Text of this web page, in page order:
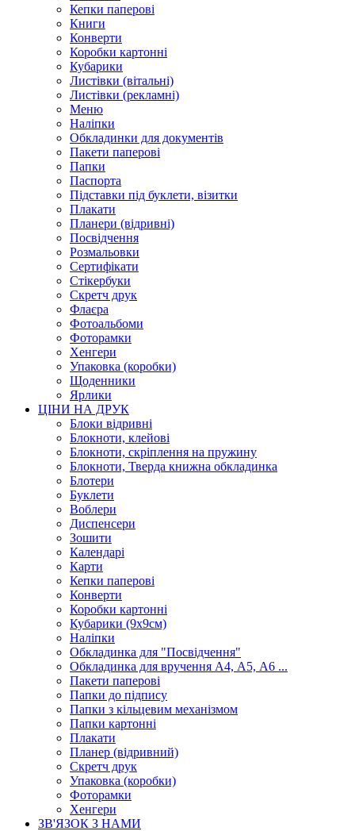
Кепки паперові
Книги
Конверти
Коробки картонні
Кубарики
Листівки (вітальні)
Листівки (рекламні)
Меню
Наліпки
Обкладинки для документів
Пакети паперові
Папки
Паспорта
Підставки під буклети, візитки
Плакати
Планери (відривні)
Посвідчення
Розмальовки
Сертифікати
Стікербуки
Скретч друк
Флаєра
Фотоальбоми
Фоторамки
Хенгери
Упаковка (коробки)
Щоденники
Ярлики
ЦІНИ НА ДРУК
Блоки відривні
Блокноти, клейові
Блокноти, скріплення на пружину
Блокноти, Тверда книжна обкладинка
Блотери
Буклети
Воблери
Диспенсери
Зошити
Календарі
Карти
Кепки паперові
Конверти
Коробки картонні
Кубарики (9х9см)
Наліпки
Обкладинка для "Посвідчення"
Обкладинка для вручення А4, А5, А6 ...
Пакети паперові
Папки до підпису
Папки з кільцевим механізмом
Папки картонні
Плакати
Планер (відривний)
Скретч друк
Упаковка (коробки)
Фоторамки
Хенгери
ЗВ'ЯЗОК З НАМИ